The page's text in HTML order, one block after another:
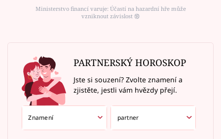
Ministerstvo financí varuje: Účastí na hazardní hře může
vzniknout závislost ⑱
PARTNERSKÝ HOROSKOP
Jste si souzení? Zvolte znamení a
zjistěte, jestli vám hvězdy přejí.